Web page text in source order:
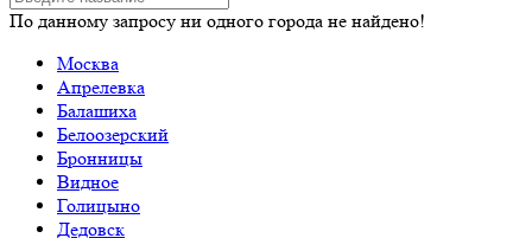
По данному запросу ни одного города не найдено!
Москва
Апрелевка
Балашиха
Белоозерский
Бронницы
Видное
Голицыно
Дедовск